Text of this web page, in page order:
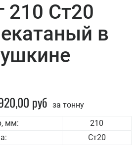
210 Ст20
в
руб за тонну
мм:
210
Ст20